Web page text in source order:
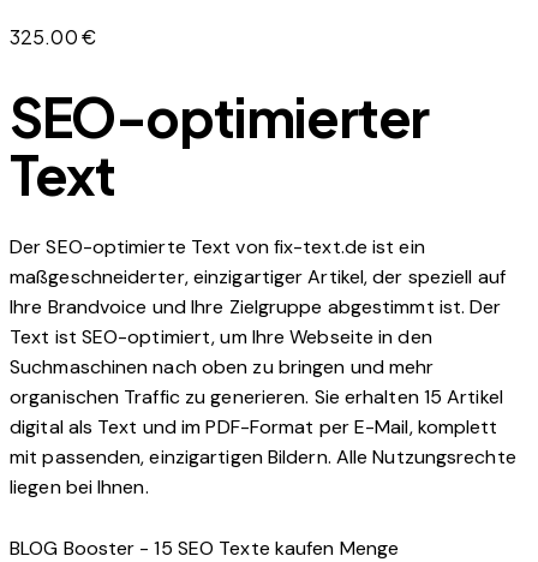
325.00€
SEO-optimierter
Text
Der SEO-optimierte Text von fix-text.de ist ein
maßgeschneiderter, einzigartiger Artikel, der speziell auf
Ihre Brandvoice und Ihre Zielgruppe abgestimmt ist. Der
Text ist SEO-optimiert, um Ihre Webseite in den
Suchmaschinen nach oben zu bringen und mehr
organischen Traffic zu generieren. Sie erhalten 15 Artikel
digital als Text und im PDF-Format per E-Mail, komplett
mit passenden, einzigartigen Bildern. Alle Nutzungsrechte
liegen bei Ihnen.
BLOG Booster - 15 SEO Texte kaufen Menge